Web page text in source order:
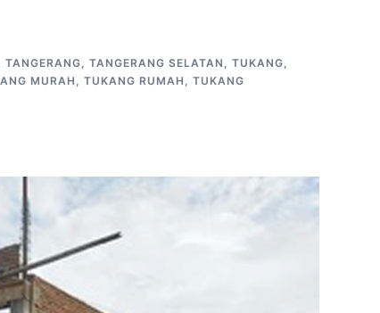
TANGERANG, TANGERANG SELATAN , TUKANG,
MURAH , TUKANG RUMAH , TUKANG